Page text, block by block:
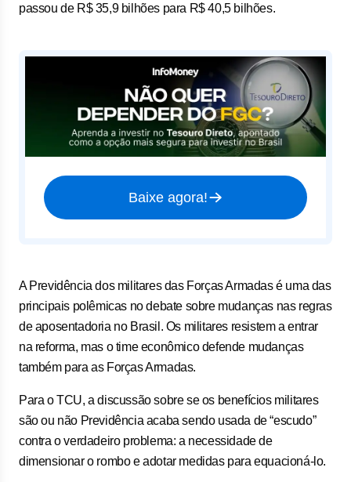
passou de R$ 35,9 bilhões para R$ 40,5 bilhões.
Baixe agora!
A Previdência dos militares das Forças Armadas é uma das
principais polêmicas no debate sobre mudanças nas regras
de aposentadoria no Brasil. Os militares resistem a entrar
na reforma, mas o time econômico defende mudanças
também para as Forças Armadas.
Para o TCU, a discussão sobre se os benefícios militares
são ou não Previdência acaba sendo usada de “escudo”
contra o verdadeiro problema: a necessidade de
dimensionar o rombo e adotar medidas para equacioná-lo.